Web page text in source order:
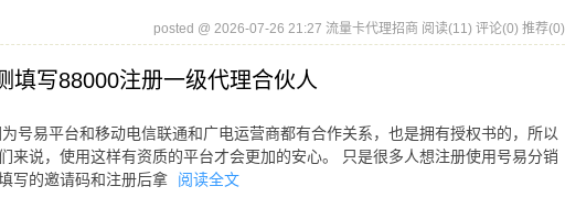
posted @ 2026-07-26 21:27 流量卡代理招商 阅读(11) 评论(0) 推荐(0)
填写88000注册一级代理合伙人
号易平台和移动电信联通和广电运营商都有合作关系，也是拥有授权书的，所以
来说，使用这样有资质的平台才会更加的安心。 只是很多人想注册使用号易分销
写的邀请码和注册后拿
阅读全文